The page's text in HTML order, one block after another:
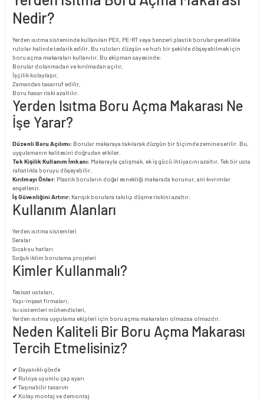
Nedir?
Yerden ısıtma sisteminde kullanılan PEX, PE-RT veya benzeri plastik borular genellikle
rulolar halinde tedarik edilir. Bu ruloları düzgün ve hızlı bir şekilde döşeyebilmek için
boru açma makaraları kullanılır. Bu ekipman sayesinde:
Borular dolanmadan ve kırılmadan açılır,
İşçilik kolaylaşır,
Zamandan tasarruf edilir,
Boru hasar riski azaltılır.
Yerden Isıtma Boru Açma Makarası Ne
İşe Yarar?
Düzenli Boru Açılımı: Borular makaraya takılarak düzgün bir biçimde zemine serilir. Bu,
uygulamanın kalitesini doğrudan etkiler.
Tek Kişilik Kullanım İmkanı: Makarayla çalışmak, ek iş gücü ihtiyacını azaltır. Tek bir usta
rahatlıkla boruyu döşeyebilir.
Kırılmayı Önler: Plastik boruların doğal esnekliği makarada korunur, ani kıvrımlar
engellenir.
İş Güvenliğini Artırır: Karışık borulara takılıp düşme riskini azaltır.
Kullanım Alanları
Yerden ısıtma sistemleri
Seralar
Sıcak su hatları
Soğuk iklim borulama projeleri
Kimler Kullanmalı?
Tesisat ustaları,
Yapı-inşaat firmaları,
Isı sistemleri mühendisleri,
Yerden ısıtma uygulama ekipleri için boru açma makaraları olmazsa olmazdır.
Neden Kaliteli Bir Boru Açma Makarası
Tercih Etmelisiniz?
✔ Dayanıklı gövde
✔ Ruloya uyumlu çap ayarı
✔ Taşınabilir tasarım
✔ Kolay montaj ve demontaj